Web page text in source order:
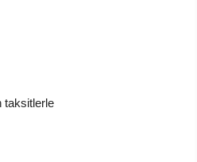
taksitlerle